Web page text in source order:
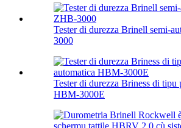
Tester di durezza Brinell semi-
3000
Tester di durezza Briness di tipu
HBM-3000E